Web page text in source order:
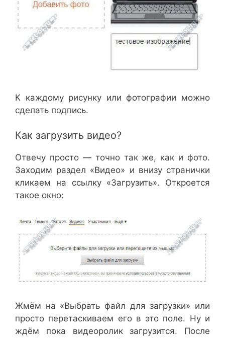
К каждому рисунку или фотографии можно
сделать подпись.
Как загрузить видео?
Отвечу просто — точно так же, как и фото.
Заходим раздел «Видео» и внизу странички
кликаем на ссылку «Загрузить». Откроется
такое окно:
Жмём на «Выбрать файл для загрузки» или
просто перетаскиваем его в это поле. Ну и
ждём пока видеоролик загрузится. После